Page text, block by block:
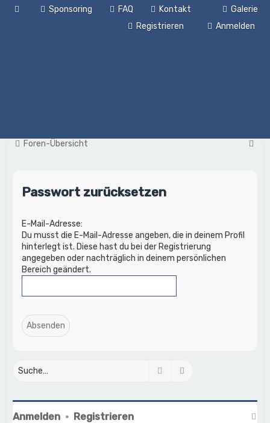
Galerie
Sponsoring FAQ
Kontakt
Anmelden
Registrieren
Foren-Übersicht
Passwort zurücksetzen
E-Mail-Adresse:
Du musst die E-Mail-Adresse angeben, die in deinem Profil
hinterlegt ist. Diese hast du bei der Registrierung
angegeben oder nachträglich in deinem persönlichen
Bereich geändert.
Suche
Anmelden • Registrieren